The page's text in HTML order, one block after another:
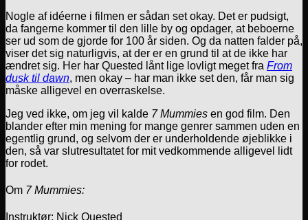
Nogle af idéerne i filmen er sådan set okay. Det er pudsigt,
da fangerne kommer til den lille by og opdager, at beboerne
ser ud som de gjorde for 100 år siden. Og da natten falder på,
viser det sig naturligvis, at der er en grund til at de ikke har
ændret sig. Her har Quested lånt lige lovligt meget fra From
dusk til dawn, men okay – har man ikke set den, får man sig
måske alligevel en overraskelse.
Jeg ved ikke, om jeg vil kalde 7 Mummies en god film. Den
blander efter min mening for mange genrer sammen uden en
egentlig grund, og selvom der er underholdende øjeblikke i
den, så var slutresultatet for mit vedkommende alligevel lidt
for rodet.
Om 7 Mummies:
Instruktør: Nick Quested